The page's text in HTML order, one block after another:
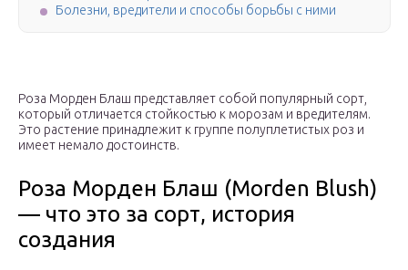
Болезни, вредители и способы борьбы с ними
Роза Морден Блаш представляет собой популярный сорт,
который отличается стойкостью к морозам и вредителям.
Это растение принадлежит к группе полуплетистых роз и
имеет немало достоинств.
Роза Морден Блаш (Morden Blush)
— что это за сорт, история
создания